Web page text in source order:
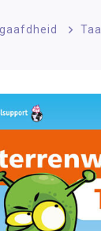
> Taal